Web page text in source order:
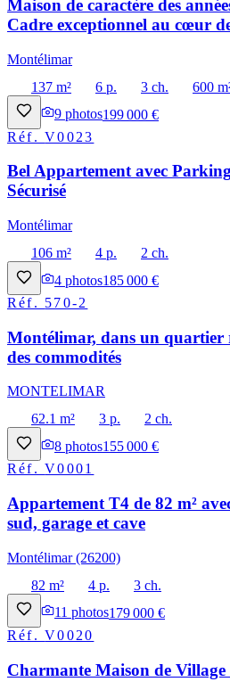
Maison de caractère des
Cadre exceptionnel au cœur
Montélimar
137 m²
6 p. 3 ch.
600
9 photos199 000 €
Réf.V0023
Bel Appartement avec
Sécurisé
Montélimar
106 m²
4 p.
2 ch.
4 photos185 000 €
Réf. 570-2
Montélimar, dans un quartier
des commodités
MONTELIMAR
62.1 m²
3 p.
2 ch.
8 photos155 000 €
Réf.V0001
Appartement T4 de 82 m²
sud, garage et cave
Montélimar (26200)
82 m²
4 p.
3 ch.
11 photos179 000 €
Réf.V0020
Charmante Maison de Village